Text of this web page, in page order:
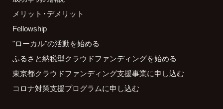
メリット・デメリット
Fellowship
"ローカル"の活動を始める
ふるさと納税型クラウドファンディングを始める
東京都クラウドファンディング支援事業に申し込む
コロナ対策支援プログラムに申し込む